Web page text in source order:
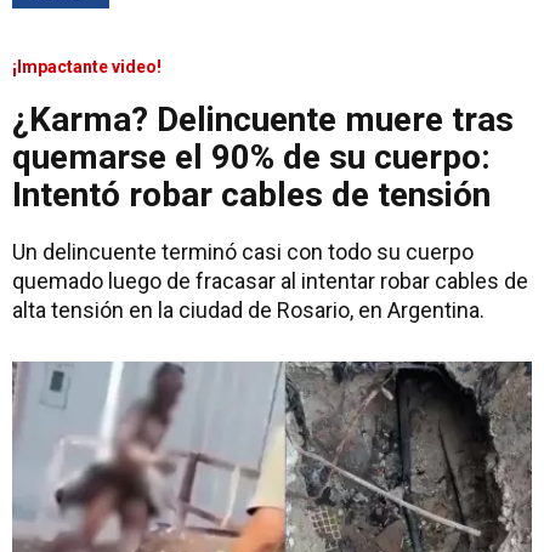
¡Impactante video!
¿Karma? Delincuente muere tras
quemarse el 90% de su cuerpo:
Intentó robar cables de tensión
Un delincuente terminó casi con todo su cuerpo
quemado luego de fracasar al intentar robar cables de
alta tensión en la ciudad de Rosario, en Argentina.